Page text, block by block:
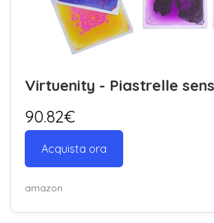
Virtuenity - Piastrelle
90.82€
Acquista ora
amazon